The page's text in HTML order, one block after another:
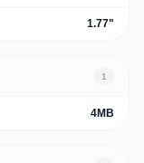
1.77"
1
4MB